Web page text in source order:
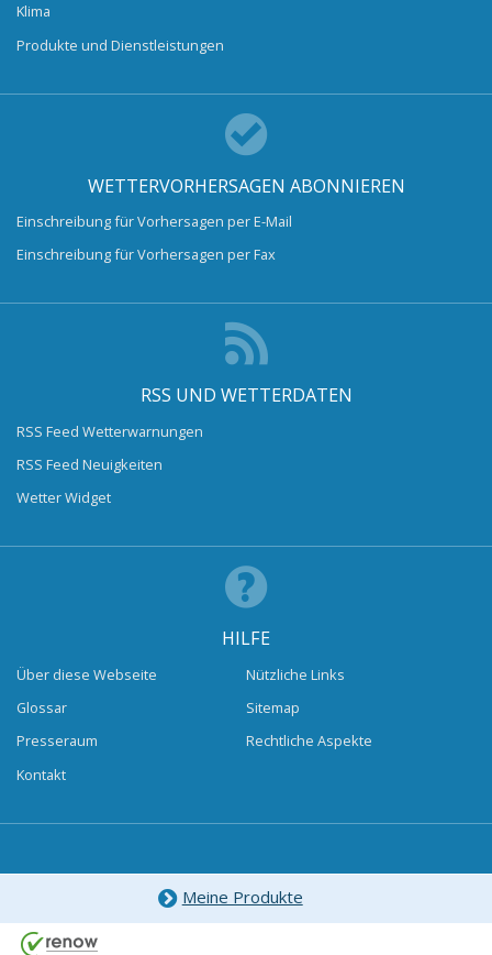
Klima
Produkte und Dienstleistungen
WETTERVORHERSAGEN ABONNIEREN
Einschreibung für Vorhersagen per E-Mail
Einschreibung für Vorhersagen per Fax
RSS UND WETTERDATEN
RSS Feed Wetterwarnungen
RSS Feed Neuigkeiten
Wetter Widget
HILFE
Über diese Webseite
Glossar
Presseraum
Kontakt
Nützliche Links
Sitemap
Rechtliche Aspekte
Meine Produkte